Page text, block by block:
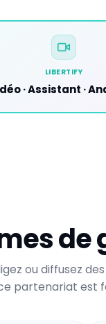
LIBERTIFY
· Assistant ·
ou diffusez
partenariat est